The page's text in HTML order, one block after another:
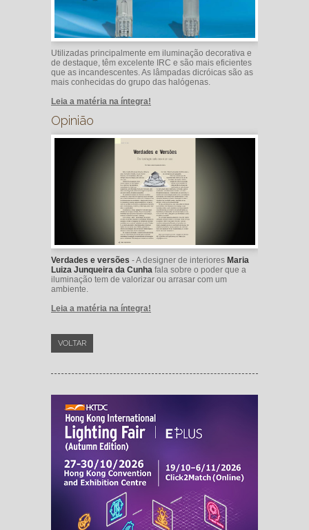
Utilizadas principalmente em iluminação decorativa e
de destaque, têm excelente IRC e são mais eficientes
que as incandescentes. As lâmpadas dicróicas são as
mais conhecidas do grupo das halógenas.
Leia a matéria na íntegra!
Opinião
Verdades e versões - A designer de interiores Maria
Luiza Junqueira da Cunha fala sobre o poder que a
iluminação tem de valorizar ou arrasar com um
ambiente.
Leia a matéria na íntegra!
VOLTAR